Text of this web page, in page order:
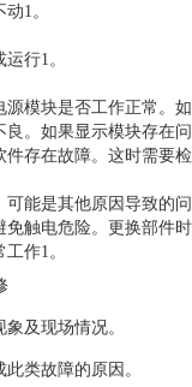
1。
行1。
模块是否工作正常。
。如果显示模块存在
存在故障。这时需要
能是其他原因导致的
触电危险。更换部件
作1。
及现场情况。
类故障的原因。